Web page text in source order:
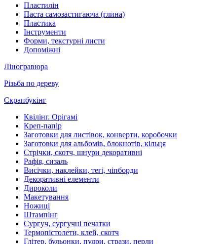
Пластилін
Паста самозастигаюча (глина)
Пластика
Інструменти
Форми, текстурні листи
Допоміжні
Ліногравюра
Різьба по дереву
Скрапбукінг
Квілінг. Орігамі
Креп-папір
Заготовки для листівок, конверти, коробочки
Заготовки для альбомів, блокнотів, кільця
Стрічки, скотч, шнури декоративні
Рафія, сизаль
Висічки, наклейки, тегі, чіпборди
Декоративні елементи
Дироколи
Макетування
Ножиці
Штампінг
Сургуч, сургучні печатки
Термопістолети, клей, скотч
Глітер, бульонки, пудри, стрази, перли